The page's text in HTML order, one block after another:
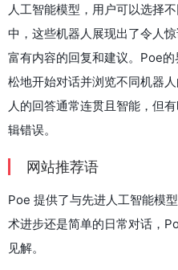
人工智能模型，用户可以选择
中，这些机器人展现出了令人
富有内容的回复和建议。Poe
松地开始对话并浏览不同机器
人的回答通常连贯且智能，但
辑错误。
网站推荐语
Poe 提供了与先进人工智能模
术进步还是简单的日常对话，
见解。